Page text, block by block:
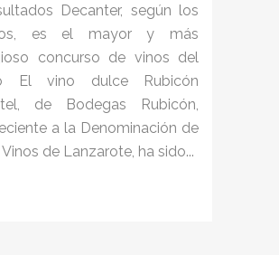
Decanter, según los
es el mayor y más
concurso de vinos del
El vino dulce Rubicón
de Bodegas Rubicón,
a la Denominación de
de Lanzarote, ha sido...